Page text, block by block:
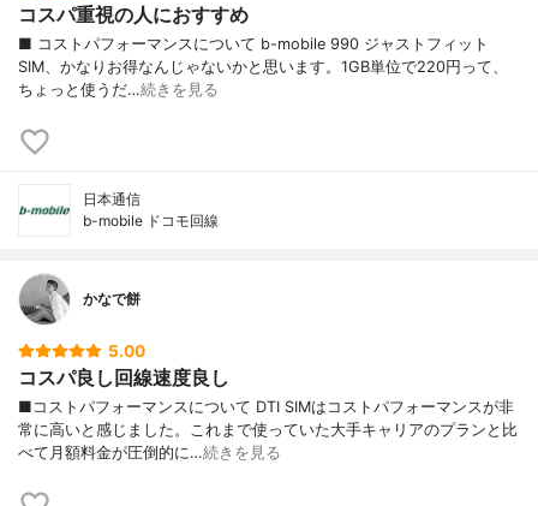
コスパ重視の人におすすめ
■ コストパフォーマンスについて b-mobile 990 ジャストフィット
SIM、かなりお得なんじゃないかと思います。1GB単位で220円って、
ちょっと使うだ…続きを見る
日本通信
b-mobile ドコモ回線
かなで餅
5.00
コスパ良し回線速度良し
■コストパフォーマンスについて DTI SIMはコストパフォーマンスが非
常に高いと感じました。これまで使っていた大手キャリアのプランと比
べて月額料金が圧倒的に…続きを見る